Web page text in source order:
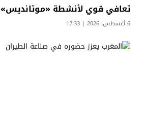
تعافي قوي لأنشطة «موتانديس»
6 أغسطس، 2026 | 12:33